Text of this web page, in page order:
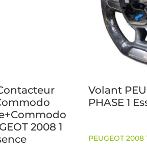
2008 1
Volant
PHASE 1
PEUGEOT 2008